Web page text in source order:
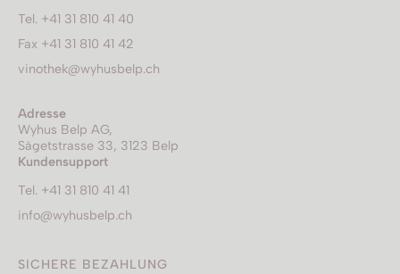
Tel. +41 31 810 41 40
Fax +41 31 810 41 42
vinothek@wyhusbelp.ch
Adresse
Wyhus Belp AG,
Sägetstrasse 33, 3123 Belp
Kundensupport
Tel. +41 31 810 41 41
info@wyhusbelp.ch
SICHERE BEZAHLUNG